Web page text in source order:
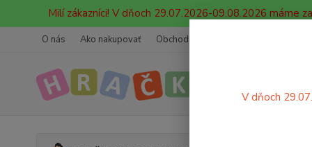
Milí zákazníci! V dňoch 29.07.2026-09.08.2026 máme
O nás Ako nakupovať Obchodné podmienky
V dňoch